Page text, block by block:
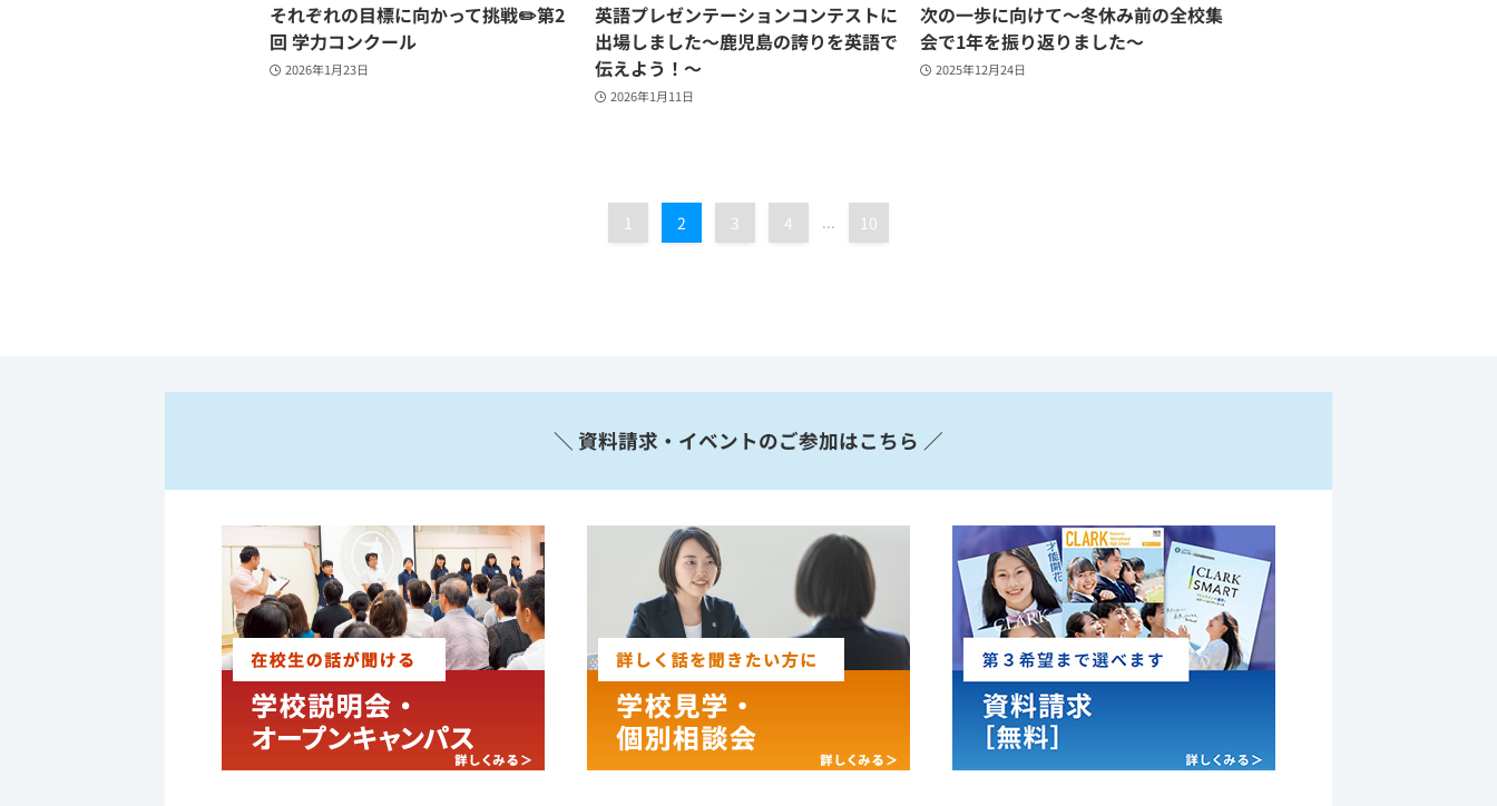
それぞれの目標に向かって挑戦✏️第2
回 学力コンクール
2026年1月23日
英語プレゼンテーションコンテストに
出場しました～鹿児島の誇りを英語で
伝えよう！～
2026年1月11日
次の一歩に向けて～冬休み前の全校集
会で1年を振り返りました～
2025年12月24日
1 2 3 4 ... 10
＼ 資料請求・イベントのご参加はこちら ／